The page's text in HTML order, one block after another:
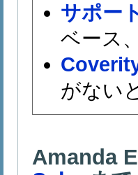
サポー
ベース
がない
Amanda